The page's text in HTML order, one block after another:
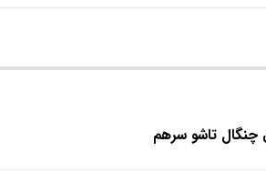
چنگال تاشو سرهم